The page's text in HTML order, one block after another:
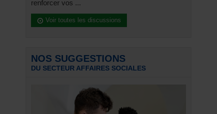
renforcer vos ...
Voir toutes les discussions
NOS SUGGESTIONS
DU SECTEUR AFFAIRES SOCIALES